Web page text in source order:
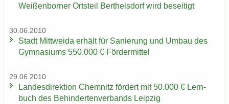
Wei­ßen­bor­ner Orts­teil Bert­hels­dorf wird be­sei­tigt
30.06.2010
Stadt Mitt­wei­da er­hält für Sa­nie­rung und Umbau des
Gym­na­si­ums 550.000 € För­der­mit­tel
29.06.2010
Lan­des­di­rek­ti­on Chem­nitz för­dert mit 50.000 € Lern­
buch des Be­hin­der­ten­ver­bands Leip­zig